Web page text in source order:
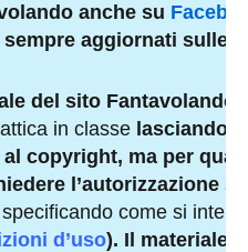
anche su
sempre aggiornati sulle
del sito Fantavolando
in classe lasciando
copyright, ma per
l’autorizzazione
come si
d’uso). Il materiale